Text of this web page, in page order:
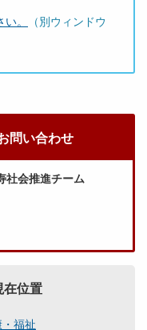
。
（別ウィンドウ
問い合わせ
会推進チーム
在位置
福祉